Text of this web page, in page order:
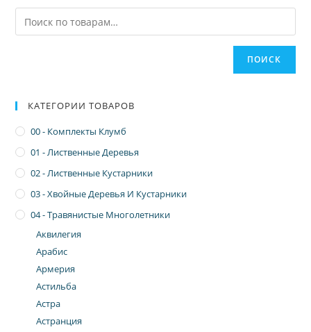
ПОИСК
КАТЕГОРИИ ТОВАРОВ
00 - Комплекты Клумб
01 - Лиственные Деревья
02 - Лиственные Кустарники
03 - Хвойные Деревья И Кустарники
04 - Травянистые Многолетники
Аквилегия
Арабис
Армерия
Астильба
Астра
Астранция